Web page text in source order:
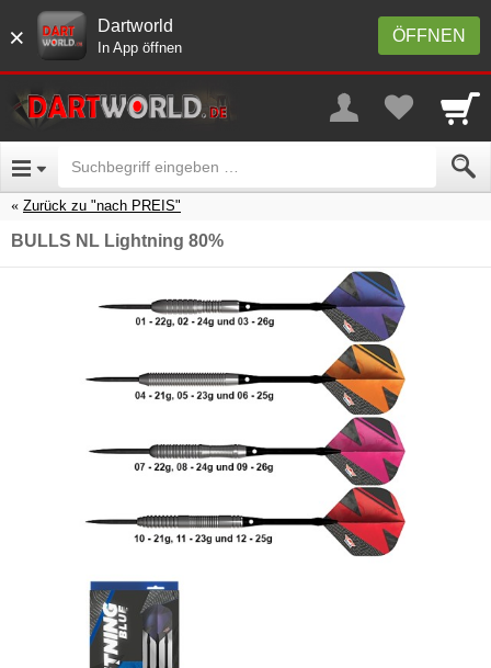
× ÖFFNEN
Dartworld
In App öffnen
Zurück zu "nach PREIS"
BULLS NL Lightning 80%